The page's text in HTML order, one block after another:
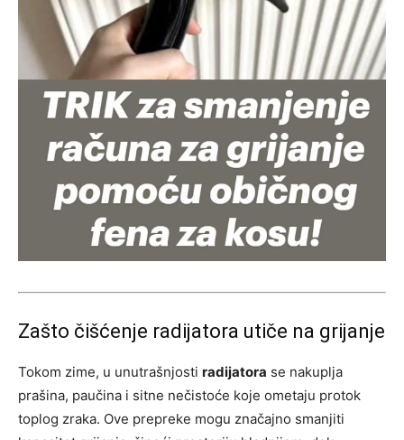
Zašto čišćenje radijatora utiče na grijanje
Tokom zime, u unutrašnjosti radijatora se nakuplja
prašina, paučina i sitne nečistoće koje ometaju protok
toplog zraka. Ove prepreke mogu značajno smanjiti